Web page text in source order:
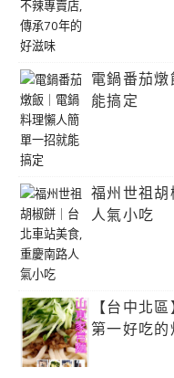
電鍋番茄
能搞定
福州世祖
人氣小吃
【台中北
第一好吃